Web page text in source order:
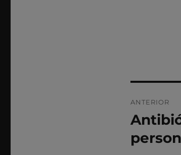
de
ANTERIOR
Entrada